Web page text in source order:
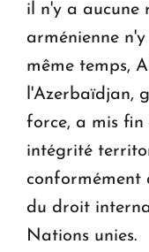
il n'y a aucune
arménienne
même temps,
l'Azerbaïdjan,
force, a mis fin
intégrité
conformément
du droit
Nations unies.